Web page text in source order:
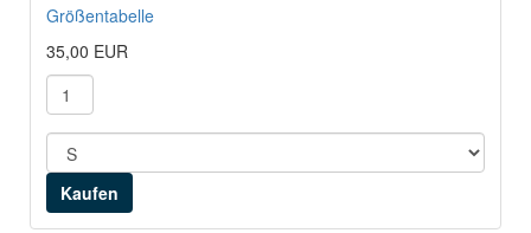
Größentabelle
35,00 EUR